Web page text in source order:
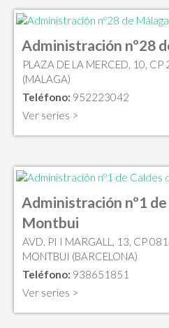
Administración nº28
PLAZA DE LA MERCED, 10,
(MALAGA)
Teléfono: 952223042
Ver series >
Administración nº1
Montbui
AVD. PI I MARGALL, 13, CP
MONTBUI (BARCELONA)
Teléfono: 938651851
Ver series >